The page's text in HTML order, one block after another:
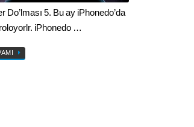
Do’lması 5. Bu ay iPhonedo’da
iPhonedo …